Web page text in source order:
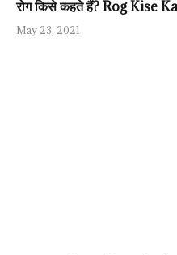
रोग किसे कहते हैं? Rog Kise
May 23, 2021